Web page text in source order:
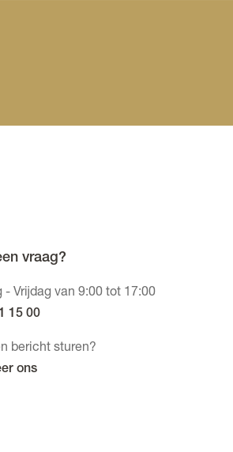
vraag?
- Vrijdag van 9:00 tot 17:00
15 00
bericht sturen?
ons